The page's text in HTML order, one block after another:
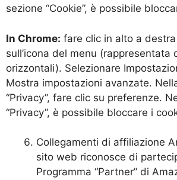
sezione “Cookie”, è possibile
In Chrome: fare clic in alto a
sull’icona del menu (rappresentata
orizzontali). Selezionare
Mostra impostazioni avanzate.
“Privacy”, fare clic su preferenze.
“Privacy”, è possibile bloccare i
Collegamenti di affiliazione
sito web riconosce di
Programma “Partner” di